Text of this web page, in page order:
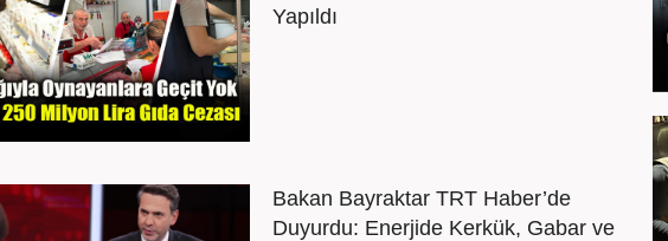
Yapıldı
Bakan Bayraktar TRT Haber’de
Duyurdu: Enerjide Kerkük, Gabar ve